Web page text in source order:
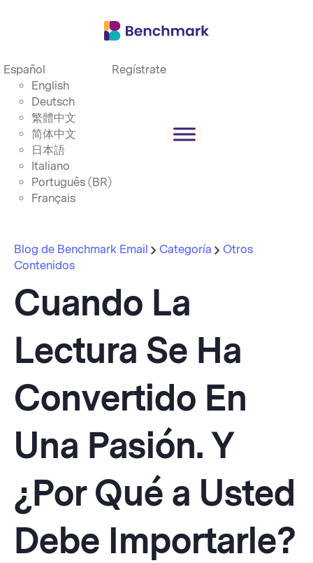
Español
English
Deutsch
繁體中文
简体中文
日本語
Italiano
Português (BR)
Français
Regístrate
Blog de Benchmark Email Categoría
Otros
Contenidos
Cuando La
Lectura Se Ha
Convertido En
Una Pasión. Y
¿Por Qué a Usted
Debe Importarle?